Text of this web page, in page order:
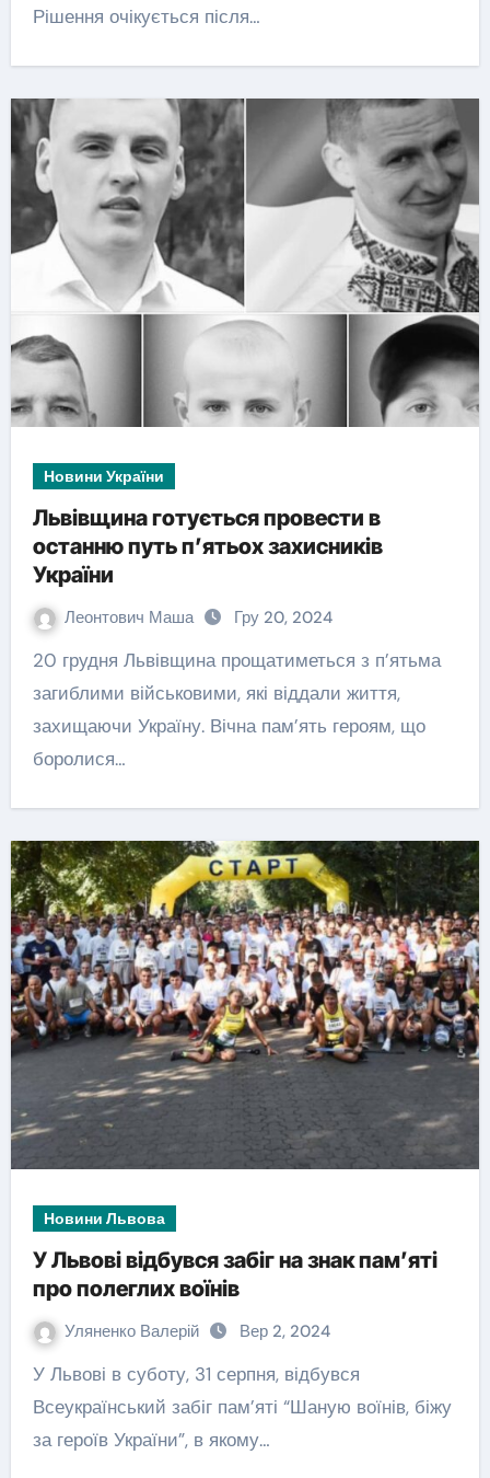
Рішення очікується після…
Новини України
Львівщина готується провести в
останню путь п’ятьох захисників
України
Леонтович Маша Гру 20, 2024
20 грудня Львівщина прощатиметься з п’ятьма
загиблими військовими, які віддали життя,
захищаючи Україну. Вічна пам’ять героям, що
боролися…
Новини Львова
У Львові відбувся забіг на знак пам’яті
про полеглих воїнів
Уляненко Валерій Вер 2, 2024
У Львові в суботу, 31 серпня, відбувся
Всеукраїнський забіг пам’яті “Шаную воїнів, біжу
за героїв України”, в якому…